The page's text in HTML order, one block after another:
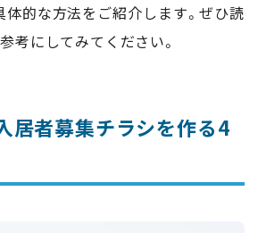
的な方法をご紹介します。ぜひ読
考にしてみてください。
居者募集チラシを作る4